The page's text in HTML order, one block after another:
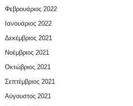
Φεβρουάριος 2022
Ιανουάριος 2022
Δεκέμβριος 2021
Νοέμβριος 2021
Οκτώβριος 2021
Σεπτέμβριος 2021
Αύγουστος 2021